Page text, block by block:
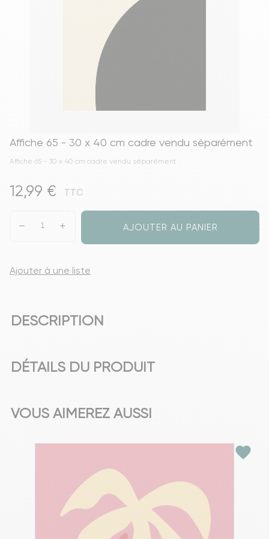
Affiche 65 - 30 x 40 cm cadre vendu séparément
Affiche 65 - 30 x 40 cm cadre vendu séparément
12,99 € TTC
AJOUTER AU PANIER
Ajouter à une liste
DESCRIPTION
DÉTAILS DU PRODUIT
VOUS AIMEREZ AUSSI
favorite